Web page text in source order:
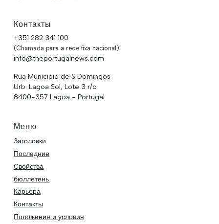
Контакты
+351 282 341 100
(Chamada para a rede fixa nacional)
info@theportugalnews.com
Rua Municipio de S Domingos
Urb. Lagoa Sol, Lote 3 r/c
8400-357 Lagoa - Portugal
Меню
Заголовки
Последние
Свойства
бюллетень
Карьера
Контакты
Положения и условия